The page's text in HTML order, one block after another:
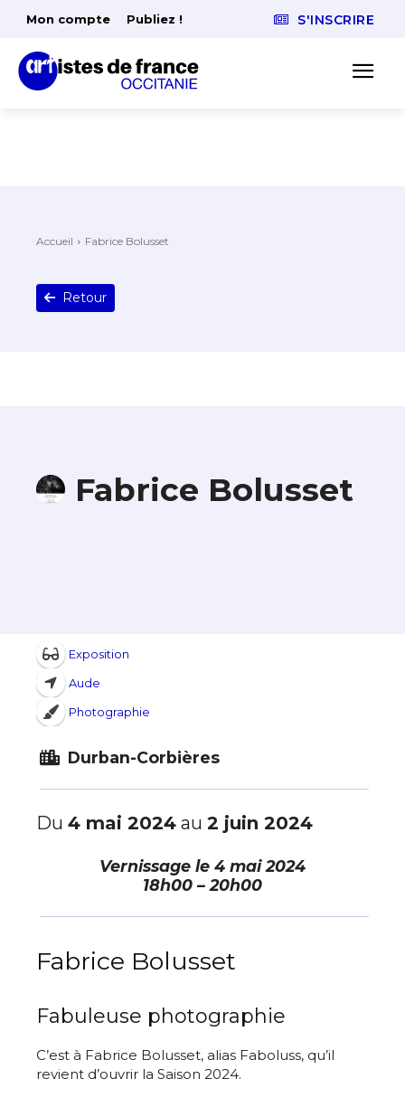
Mon compte Publiez ! S'INSCRIRE
Accueil Fabrice Bolusset
Retour
Fabrice Bolusset
Exposition
Aude
Photographie
Durban-Corbières
Du 4 mai 2024 au 2 juin 2024
Vernissage le 4 mai 2024
18h00 – 20h00
Fabrice Bolusset
Fabuleuse photographie
C’est à Fabrice Bolusset, alias Faboluss, qu’il
revient d’ouvrir la Saison 2024.